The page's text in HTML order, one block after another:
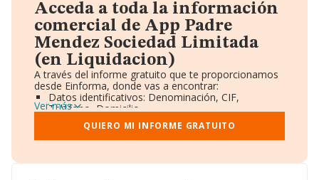
Acceda a toda la información
comercial de App Padre
Mendez Sociedad Limitada
(en Liquidacion)
A través del informe gratuito que te proporcionamos
desde Einforma, donde vas a encontrar:
Datos identificativos: Denominación, CIF,
Teléfono, Domicilio.
Informe Mercantil Completo (BORME).
Gráficos de Evolución Ventas y Empleados.
Consejo de Administración y Administradores.
Accionistas.
Ver más
QUIERO MI INFORME GRATUITO